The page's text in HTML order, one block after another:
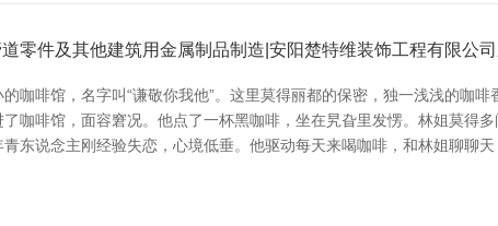
零件及其他建筑用金属制品制造|安阳楚特维装饰工程有限公
咖啡馆，名字叫“谦敬你我他”。这里莫得丽都的保密，独一浅浅的咖
咖啡馆，面容窘况。他点了一杯黑咖啡，坐在旯旮里发愣。林姐莫得
东说念主刚经验失恋，心境低垂。他驱动每天来喝咖啡，和林姐聊聊